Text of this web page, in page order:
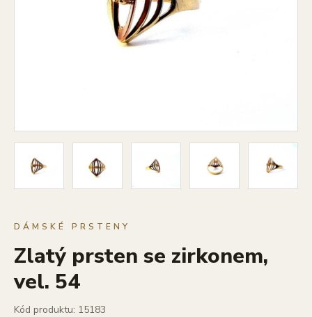
DÁMSKÉ PRSTENY
Zlatý prsten se zirkonem,
vel. 54
Kód produktu: 15183